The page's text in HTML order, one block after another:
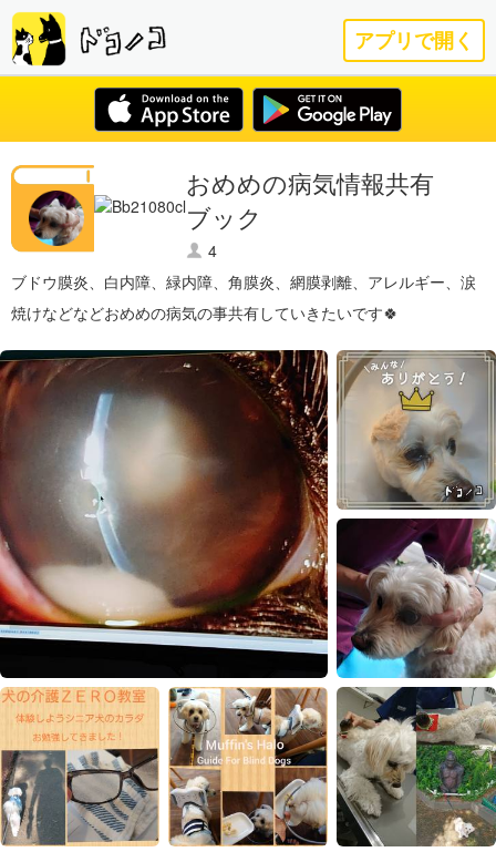
アプリで開く
おめめの病気情報共有
ブック
4
ブドウ膜炎、白内障、緑内障、角膜炎、網膜剥離、アレルギー、涙
焼けなどなどおめめの病気の事共有していきたいです🍀